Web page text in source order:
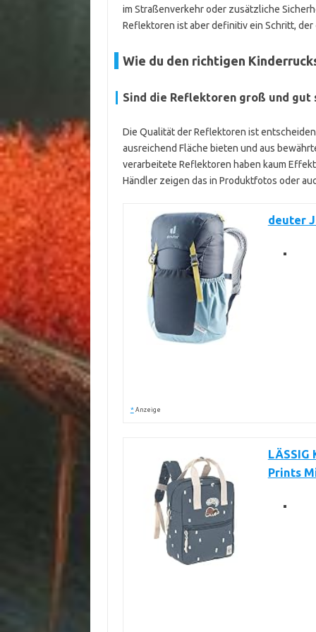
im Straßenverkehr oder zusätzliche
Reflektoren ist aber definitiv ein Schritt,
Wie du den richtigen
Sind die Reflektoren groß und gut
Die Qualität der Reflektoren ist
ausreichend Fläche bieten und aus
verarbeitete Reflektoren haben kaum
Händler zeigen das in Produktfotos oder
deuter
* Anzeige
Prints